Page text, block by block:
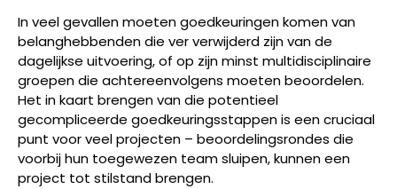
In veel gevallen moeten goedkeuringen komen van
belanghebbenden die ver verwijderd zijn van de
dagelijkse uitvoering, of op zijn minst multidisciplinaire
groepen die achtereenvolgens moeten beoordelen.
Het in kaart brengen van die potentieel
gecompliceerde goedkeuringsstappen is een cruciaal
punt voor veel projecten – beoordelingsrondes die
voorbij hun toegewezen team sluipen, kunnen een
project tot stilstand brengen.